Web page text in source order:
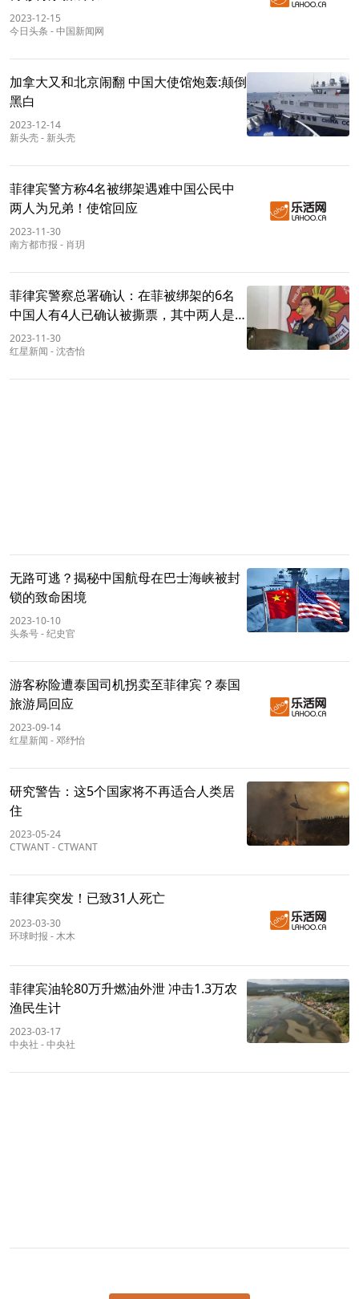
2023-12-15
今日头条 -中国新闻网
加拿大又和北京闹翻 中国大使馆炮轰:颠倒
黑白
2023-12-14
新头壳- 新头壳
菲律宾警方称4名被绑架遇难中国公民中
两人为兄弟！使馆回应
2023-11-30
南方都市报 - 肖玥
菲律宾警察总署确认：在菲被绑架的6名
中国人有4人已确认被撕票，其中两人是
亲兄弟
2023-11-30
红星新闻 -沈杏怡
无路可逃？揭秘中国航母在巴士海峡被封
锁的致命困境
2023-10-10
头条号-纪史官
游客称险遭泰国司机拐卖至菲律宾？泰国
旅游局回应
2023-09-14
红星新闻 -邓纾怡
研究警告：这5个国家将不再适合人类居
住
2023-05-24
CTWANT-CTWANT
菲律宾突发！已致31人死亡
2023-03-30
环球时报 -木木
菲律宾油轮80万升燃油外泄 冲击1.3万农
渔民生计
2023-03-17
中央社 -中央社